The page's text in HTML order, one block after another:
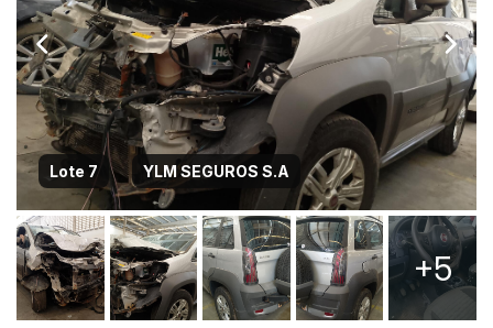
Lote 7 YLM SEGUROS S.A
+5